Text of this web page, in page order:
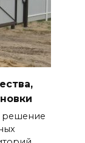
решение